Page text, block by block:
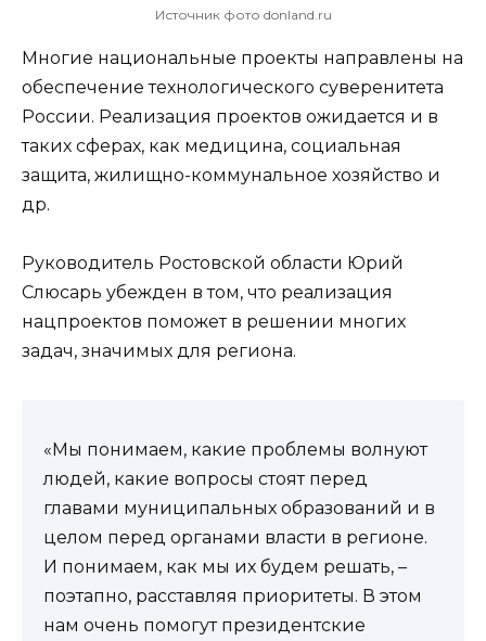
Источник фото donland.ru
Многие национальные проекты направлены на
обеспечение технологического суверенитета
России. Реализация проектов ожидается и в
таких сферах, как медицина, социальная
защита, жилищно-коммунальное хозяйство и
др.
Руководитель Ростовской области Юрий
Слюсарь убежден в том, что реализация
нацпроектов поможет в решении многих
задач, значимых для региона.
«Мы понимаем, какие проблемы волнуют
людей, какие вопросы стоят перед
главами муниципальных образований и в
целом перед органами власти в регионе.
И понимаем, как мы их будем решать, –
поэтапно, расставляя приоритеты. В этом
нам очень помогут президентские